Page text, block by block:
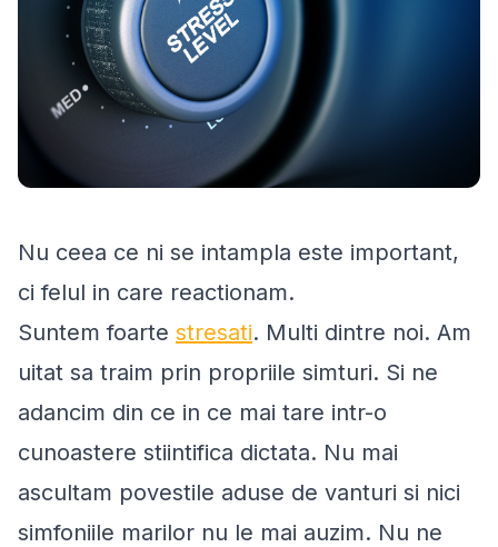
Nu ceea ce ni se intampla este important,
ci felul in care reactionam.
Suntem foarte stresati. Multi dintre noi. Am
uitat sa traim prin propriile simturi. Si ne
adancim din ce in ce mai tare intr-o
cunoastere stiintifica dictata. Nu mai
ascultam povestile aduse de vanturi si nici
simfoniile marilor nu le mai auzim. Nu ne